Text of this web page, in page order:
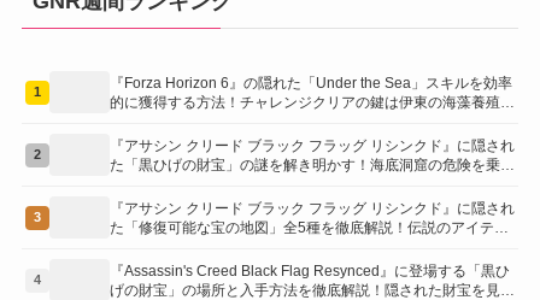
1
『Forza Horizon 6』の隠れた「Under the Sea」スキルを効率
的に獲得する方法！チャレンジクリアの鍵は伊東の海藻養殖場
2
『アサシン クリード ブラック フラッグ リシンクド』に隠され
た「黒ひげの財宝」の謎を解き明かす！海底洞窟の危険を乗り
3
『アサシン クリード ブラック フラッグ リシンクド』に隠され
た「修復可能な宝の地図」全5種を徹底解説！伝説のアイテム
コツを紹介！
4
『Assassin's Creed Black Flag Resynced』に登場する「黒ひ
げの財宝」の場所と入手方法を徹底解説！隠された財宝を見つ